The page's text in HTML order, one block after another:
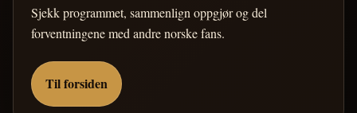
Sjekk programmet, sammenlign oppgjør og del
forventningene med andre norske fans.
Til forsiden